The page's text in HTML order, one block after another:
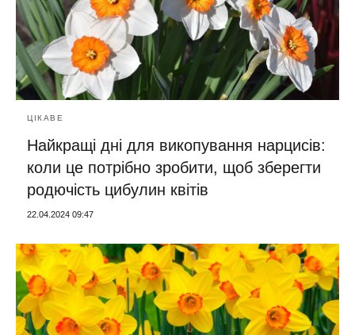
ЦІКАВЕ
Найкращі дні для викопування нарцисів:
коли це потрібно зробити, щоб зберегти
родючість цибулин квітів
22.04.2024 09:47